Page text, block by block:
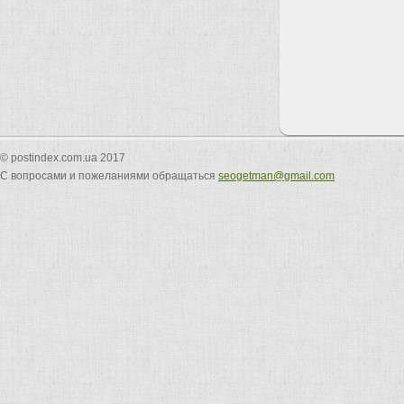
© postindex.com.ua 2017
С вопросами и пожеланиями обращаться seogetman@gmail.com